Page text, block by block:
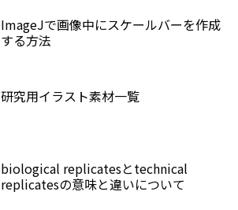
ImageJで画像中にスケールバーを作成
する方法
研究用イラスト素材一覧
biological replicatesとtechnical
replicatesの意味と違いについて